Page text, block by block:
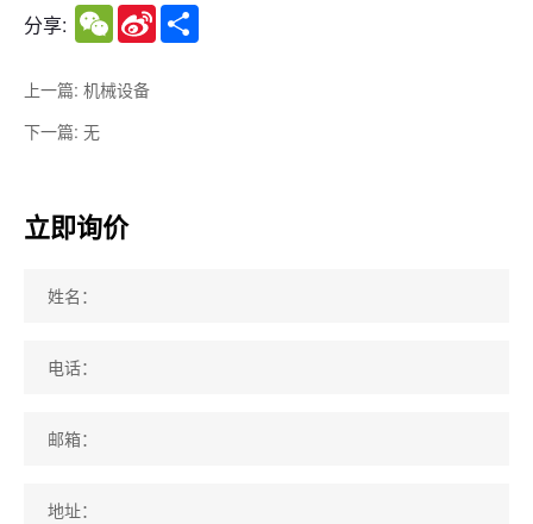
分享: WeChatSina
Weibo
上一篇: 机械设备
下一篇: 无
立即询价
姓名：
电话：
邮箱：
地址：